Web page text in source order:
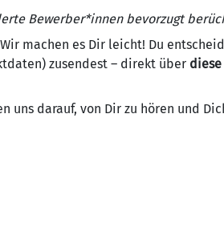
Bewerber*innen bevorzugt
machen es Dir leicht! Du
zusendest – direkt über
uns darauf, von Dir zu hören und